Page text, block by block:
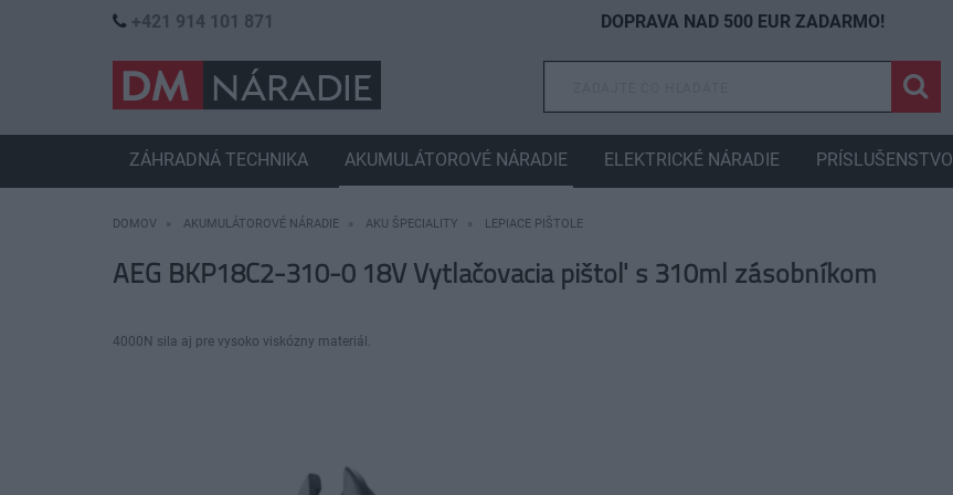
DOMOV AKUMULÁTOROVÉ NÁRADIE AKU ŠPECIALITY LEPIACE PIŠTOLE
AEG BKP18C2-310-0 18V Vytlačovacia pištoľ s 310ml zásobníkom
4000N sila aj pre vysoko viskózny materiál.
+421 914 101 871 DOPRAVA NAD 500 EUR ZADARMO!
ZÁHRADNÁ TECHNIKA AKUMULÁTOROVÉ NÁRADIE ELEKTRICKÉ NÁRADIE PRÍSLUŠENSTVO